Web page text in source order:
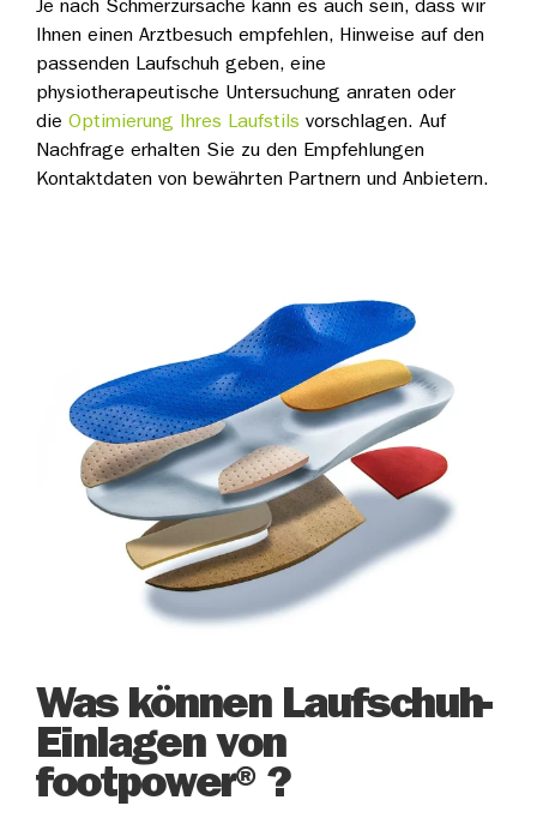
Je nach Schmerzursache kann es auch sein, dass wir
Ihnen einen Arztbesuch empfehlen, Hinweise auf den
passenden Laufschuh geben, eine
physiotherapeutische Untersuchung anraten oder
die Optimierung Ihres Laufstils vorschlagen. Auf
Nachfrage erhalten Sie zu den Empfehlungen
Kontaktdaten von bewährten Partnern und Anbietern.
Was können Laufschuh-
Einlagen von
footpower® ?